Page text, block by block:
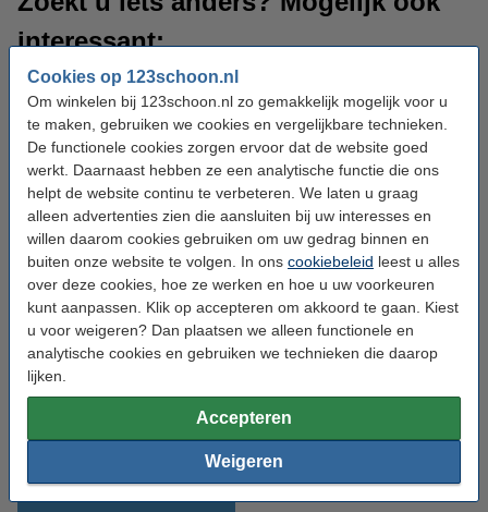
Cookies op 123schoon.nl
Om winkelen bij 123schoon.nl zo gemakkelijk mogelijk voor u
te maken, gebruiken we cookies en vergelijkbare technieken.
De functionele cookies zorgen ervoor dat de website goed
werkt. Daarnaast hebben ze een analytische functie die ons
helpt de website continu te verbeteren. We laten u graag
alleen advertenties zien die aansluiten bij uw interesses en
willen daarom cookies gebruiken om uw gedrag binnen en
buiten onze website te volgen. In ons cookiebeleid leest u alles
over deze cookies, hoe ze werken en hoe u uw voorkeuren
kunt aanpassen. Klik op accepteren om akkoord te gaan. Kiest
u voor weigeren? Dan plaatsen we alleen functionele en
analytische cookies en gebruiken we technieken die daarop
lijken.
Accepteren
Weigeren
interessant:
Schoonmaakmiddelen Schoonmaakartikelen
Alles voor stofzuigers